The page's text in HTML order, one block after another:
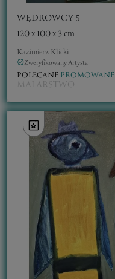
WĘDROWCY 5
120 x 100 x 3 cm
Kazimierz Klicki
Zweryfikowany Artysta
POLECANE PROMOWANE
MALARSTWO